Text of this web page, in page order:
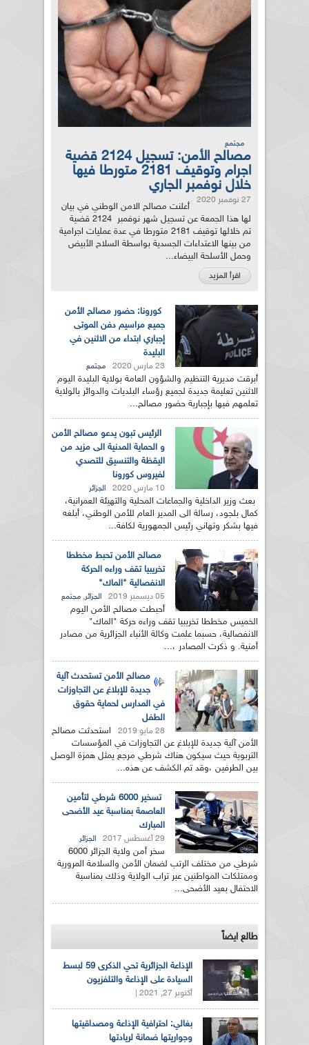
مجتمع
مصالح الأمن: تسجيل 2124 قضية
اجرام وتوقيف 2181 متورطا فيها
خلال نوفمبر الجاري
27 نوفمبر 2020
أعلنت مصالح الامن الوطني في بيان
لها هذا الجمعة عن تسجيل شهر نوفمبر 2124 قضية
تم خلالها توقيف 2181 متورطا في عدة عمليات اجرامية
من بينها الاعتداءات الجسدية بواسطة السلاح الأبيض
وحمل الأسلحة البيضاء...
اقرأ المزيد
كورونا: حضور مصالح الأمن
جميع مراسيم دفن الموتى
إجباري ابتداء من الاثنين في
البليدة
23 مارس 2020 مجتمع
أبرقت مديرية التنظيم والشؤون العامة بولاية البليدة اليوم
الاثنين تعليمة جديدة لجميع رؤساء البلديات والدوائر بالولاية
تعلمهم فيها بإجبارية حضور مصالح...
الرئيس تبون يدعو مصالح الأمن
و الحماية المدنية الى مزيد من
اليقظة والتنسيق للتصدي
لفيروس كورونا
10 مارس 2020 الجزائر
بعث وزير الداخلية والجماعات المحلية والتهيئة العمرانية،
كمال بلجود، رسالة الى المدير العام للأمن الوطني، أبلغه
فيها بشكر وتهاني رئيس الجمهورية لكافة...
مصالح الأمن تحبط مخططا
تخريبيا تقف وراءه الحركة
الانفصالية "الماك"
05 ديسمبر 2019 الجزائر, مجتمع
أحبطت مصالح الأمن اليوم
الخميس مخططا تخريبيا تقف وراءه حركة "الماك"
الانفصالية، حسبما علمت وكالة الأنباء الجزائرية من مصادر
أمنية. و ذكرت المصادر ،...
مصالح الأمن تستحدث آلية
جديدة للإبلاغ عن التجاوزات
في المدارس لحماية حقوق
الطفل
28 مايو 2019
استحدثت مصالح
الأمن آلية جديدة للإبلاغ عن التجاوزات في المؤسسات
التربوية حيث سيكون هناك شرطي مرجع يمثل همزة الوصل
بين الطرفين ،وقد تم الكشف عن هذه...
تسخير 6000 شرطي لتأمين
العاصمة بمناسبة عيد الأضحى
المبارك
29 أغسطس 2017 الجزائر
سخر أمن ولاية الجزائر 6000
شرطي من مختلف الرتب لضمان الأمن والسلامة المرورية
وممتلكات المواطنين عبر تراب الولاية وذلك بمناسبة
الاحتفال بعيد الأضحى...
طالع ايضاً
الإذاعة الجزائرية تحي الذكرى 59 لبسط
السيادة على الإذاعة والتلفزيون
أكتوبر 27, 2021 |
بغالي: احترافية الإذاعة ومصداقيتها
وجواريتها ضمانة لريادتها